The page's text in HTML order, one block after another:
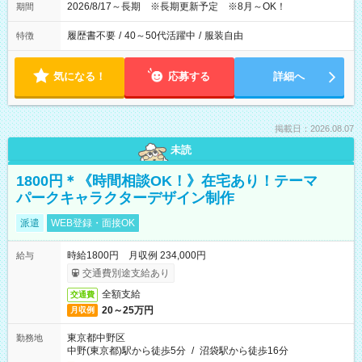
期間 2026/8/17～長期 ※長期更新予定 ※8月～OK！
特徴 履歴書不要 / 40～50代活躍中 / 服装自由
気になる！ 応募する 詳細へ
掲載日：2026.08.07
未読
1800円＊《時間相談OK！》在宅あり！テーマ
パークキャラクターデザイン制作
派遣 WEB登録・面接OK
給与
時給1800円 月収例 234,000円
交通費別途支給あり
交通費 全額支給
月収例 20～25万円
勤務地
東京都中野区
中野(東京都)駅から徒歩5分 / 沼袋駅から徒歩16分